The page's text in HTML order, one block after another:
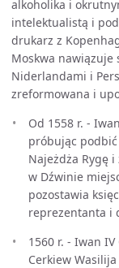
alkoholika i
intelektualistą i
drukarz z
Moskwa nawiązuje
Niderlandami i
zreformowana i
Od 1558 r. -
próbując podbić
Najeżdża Rygę i
w Dźwinie
pozostawia
reprezentanta i
1560 r. - Iwan
Cerkiew Wasilija